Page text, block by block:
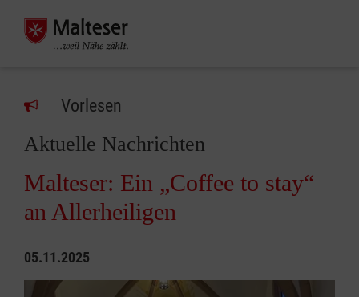
Vorlesen
Aktuelle Nachrichten
Malteser: Ein „Coffee to stay“
an Allerheiligen
05.11.2025